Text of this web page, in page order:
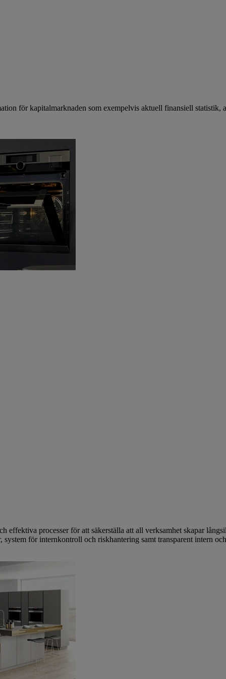
för kapitalmarknaden som exempelvis aktuell finansiell statistik,
effektiva processer för att säkerställa att all verksamhet skapar
för internkontroll och riskhantering samt transparent intern